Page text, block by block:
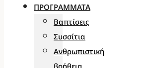
ΠΡΟΓΡΆΜΜΑΤΑ
Βαπτίσεις
Συσσίτια
Ανθρωπιστική